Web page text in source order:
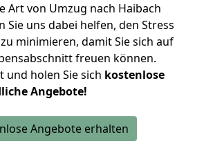
Art von Umzug nach Haibach
Sie uns dabei helfen, den Stress
minimieren, damit Sie sich auf
freuen können.
und holen Sie sich kostenlose
Angebote!
Angebote erhalten